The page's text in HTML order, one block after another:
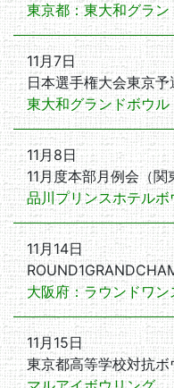
東京都：東大和グラン
11月7日
日本選手権大会東京予
東大和グランドボウル
11月8日
11月度本部月例会（
品川プリンスホテル
11月14日
大阪府：ラウンドワ
11月15日
東京都高等学校対抗